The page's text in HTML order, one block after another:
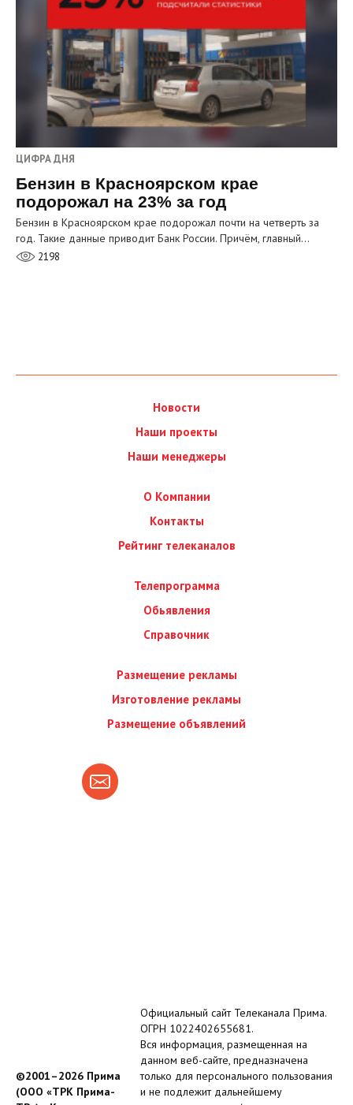
ЦИФРА ДНЯ
Бензин в Красноярском крае
подорожал на 23% за год
Бензин в Красноярском крае подорожал почти на четверть за
год. Такие данные приводит Банк России. Причём, главный…
2198
Новости
Наши проекты
Наши менеджеры
О Компании
Контакты
Рейтинг телеканалов
Телепрограмма
Обьявления
Справочник
Размещение рекламы
Изготовление рекламы
Размещение объявлений
©2001–2026 Прима
(ООО «ТРК Прима-
Официальный сайт Телеканала Прима.
ОГРН 1022402655681.
Вся информация, размещенная на
данном веб-сайте, предназначена
только для персонального пользования
и не подлежит дальнейшему